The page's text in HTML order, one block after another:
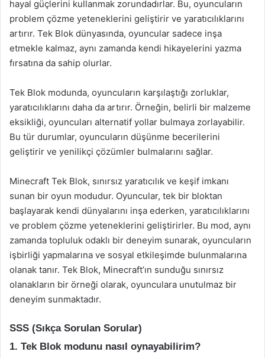
hayal güçlerini kullanmak zorundadırlar. Bu, oyuncuların
problem çözme yeteneklerini geliştirir ve yaratıcılıklarını
artırır. Tek Blok dünyasında, oyuncular sadece inşa
etmekle kalmaz, aynı zamanda kendi hikayelerini yazma
fırsatına da sahip olurlar.
Tek Blok modunda, oyuncuların karşılaştığı zorluklar,
yaratıcılıklarını daha da artırır. Örneğin, belirli bir malzeme
eksikliği, oyuncuları alternatif yollar bulmaya zorlayabilir.
Bu tür durumlar, oyuncuların düşünme becerilerini
geliştirir ve yenilikçi çözümler bulmalarını sağlar.
Minecraft Tek Blok, sınırsız yaratıcılık ve keşif imkanı
sunan bir oyun modudur. Oyuncular, tek bir bloktan
başlayarak kendi dünyalarını inşa ederken, yaratıcılıklarını
ve problem çözme yeteneklerini geliştirirler. Bu mod, aynı
zamanda topluluk odaklı bir deneyim sunarak, oyuncuların
işbirliği yapmalarına ve sosyal etkileşimde bulunmalarına
olanak tanır. Tek Blok, Minecraft’ın sunduğu sınırsız
olanakların bir örneği olarak, oyunculara unutulmaz bir
deneyim sunmaktadır.
SSS (Sıkça Sorulan Sorular)
1. Tek Blok modunu nasıl oynayabilirim?